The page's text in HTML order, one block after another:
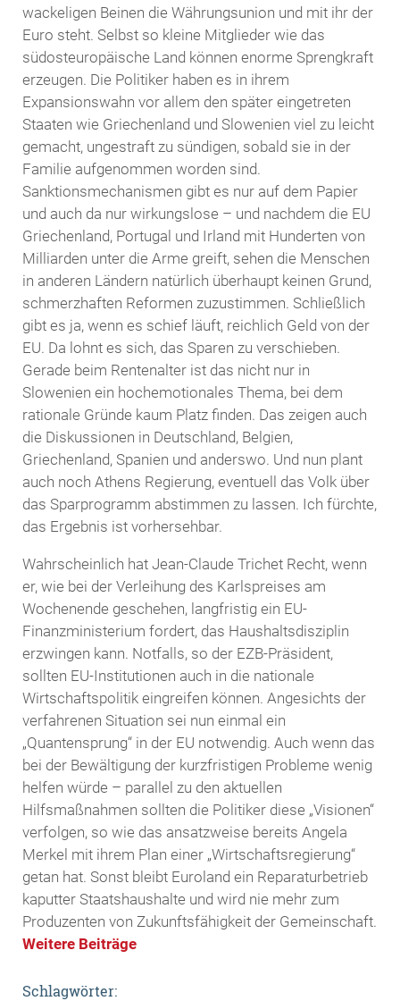
wackeligen Beinen die Währungsunion und mit ihr der
Euro steht. Selbst so kleine Mitglieder wie das
südosteuropäische Land können enorme Sprengkraft
erzeugen. Die Politiker haben es in ihrem
Expansionswahn vor allem den später eingetreten
Staaten wie Griechenland und Slowenien viel zu leicht
gemacht, ungestraft zu sündigen, sobald sie in der
Familie aufgenommen worden sind.
Sanktionsmechanismen gibt es nur auf dem Papier
und auch da nur wirkungslose – und nachdem die EU
Griechenland, Portugal und Irland mit Hunderten von
Milliarden unter die Arme greift, sehen die Menschen
in anderen Ländern natürlich überhaupt keinen Grund,
schmerzhaften Reformen zuzustimmen. Schließlich
gibt es ja, wenn es schief läuft, reichlich Geld von der
EU. Da lohnt es sich, das Sparen zu verschieben.
Gerade beim Rentenalter ist das nicht nur in
Slowenien ein hochemotionales Thema, bei dem
rationale Gründe kaum Platz finden. Das zeigen auch
die Diskussionen in Deutschland, Belgien,
Griechenland, Spanien und anderswo. Und nun plant
auch noch Athens Regierung, eventuell das Volk über
das Sparprogramm abstimmen zu lassen. Ich fürchte,
das Ergebnis ist vorhersehbar.
Wahrscheinlich hat Jean-Claude Trichet Recht, wenn
er, wie bei der Verleihung des Karlspreises am
Wochenende geschehen, langfristig ein EU-
Finanzministerium fordert, das Haushaltsdisziplin
erzwingen kann. Notfalls, so der EZB-Präsident,
sollten EU-Institutionen auch in die nationale
Wirtschaftspolitik eingreifen können. Angesichts der
verfahrenen Situation sei nun einmal ein
„Quantensprung“ in der EU notwendig. Auch wenn das
bei der Bewältigung der kurzfristigen Probleme wenig
helfen würde – parallel zu den aktuellen
Hilfsmaßnahmen sollten die Politiker diese „Visionen“
verfolgen, so wie das ansatzweise bereits Angela
Merkel mit ihrem Plan einer „Wirtschaftsregierung“
getan hat. Sonst bleibt Euroland ein Reparaturbetrieb
kaputter Staatshaushalte und wird nie mehr zum
Produzenten von Zukunftsfähigkeit der Gemeinschaft.
Weitere Beiträge
Schlagwörter: